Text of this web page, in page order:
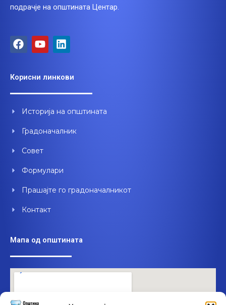
подрачје на општината Центар.
F
a
e
b
o
k
Y
o
t
u
b
L
i
k
e
d
n
Корисни линкови
Историја на општината
Градоначалник
Совет
Формулари
Прашајте го градоначалникот
Контакт
Мапа од општината